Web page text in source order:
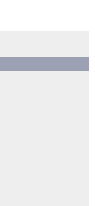
车交互，智能车